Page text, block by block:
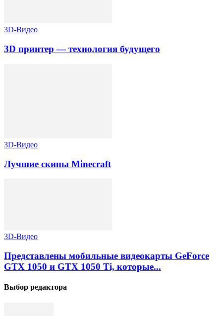
3D-Видео
3D принтер — технология будущего
3D-Видео
Лучшие скины Minecraft
3D-Видео
Представлены мобильные видеокарты GeForce
GTX 1050 и GTX 1050 Ti, которые...
Выбор редактора